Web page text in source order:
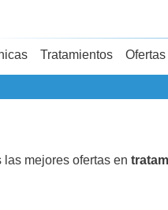
Tratamientos Ofertas
mejores ofertas en